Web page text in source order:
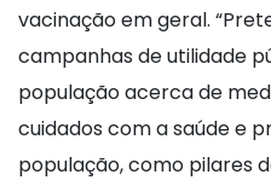
vacinação em geral.
campanhas de utilidade
população acerca de
cuidados com a saúde e
população, como pilares